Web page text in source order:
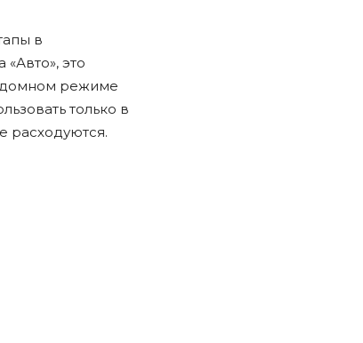
в
это
режиме
только в
расходуются.